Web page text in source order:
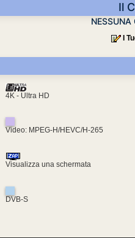
Il
NESSUNA
I
4K - Ultra HD
Video: MPEG-H/HEVC/H-265
Visualizza una schermata
DVB-S